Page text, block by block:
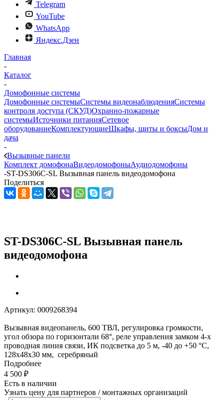
Telegram
YouTube
WhatsApp
Яндекс.Дзен
Главная
-
Каталог
-
Домофонные системы
Домофонные системыСистемы видеонаблюденияСистемы
контроля доступа (СКУД)Охранно-пожарные
системыИсточники питанияСетевое
оборудованиеКомплектующиеШкафы, щиты и боксыДом и
дача
-
Вызывные панели
Комплект домофонаВидеодомофоныАудиодомофоны
-ST-DS306C-SL Вызывная панель видеодомофона
Поделиться
ST-DS306C-SL Вызывная панель
видеодомофона
Артикул: 0009268394
Вызывная видеопанель, 600 ТВЛ, регулировка громкости,
угол обзора по горизонтали 68°, реле управления замком 4-х
проводная линия связи, ИК подсветка до 5 м, -40 до +50 °С,
128х48х30 мм, серебряный
Подробнее
4 500 ₽
Есть в наличии
Узнать цену для партнеров / монтажных организаций